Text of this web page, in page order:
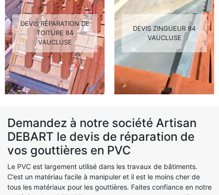
DEVIS RÉPARATION DE
TOITURE 84
VAUCLUSE
DEVIS ZINGUEUR 84
VAUCLUSE
Demandez à notre société Artisan
DEBART le devis de réparation de
vos gouttières en PVC
Le PVC est largement utilisé dans les travaux de bâtiments.
C’est un matériau facile à manipuler et il est le moins cher de
tous les matériaux pour les gouttières. Faites confiance en notre